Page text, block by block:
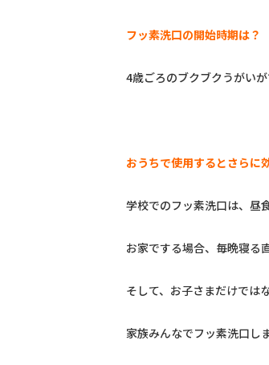
フッ素洗口の開始時期は？
4歳ごろのブクブクうがい
おうちで使用するとさらに
学校でのフッ素洗口は、昼
お家でする場合、毎晩寝る
そして、お子さまだけでは
家族みんなでフッ素洗口し